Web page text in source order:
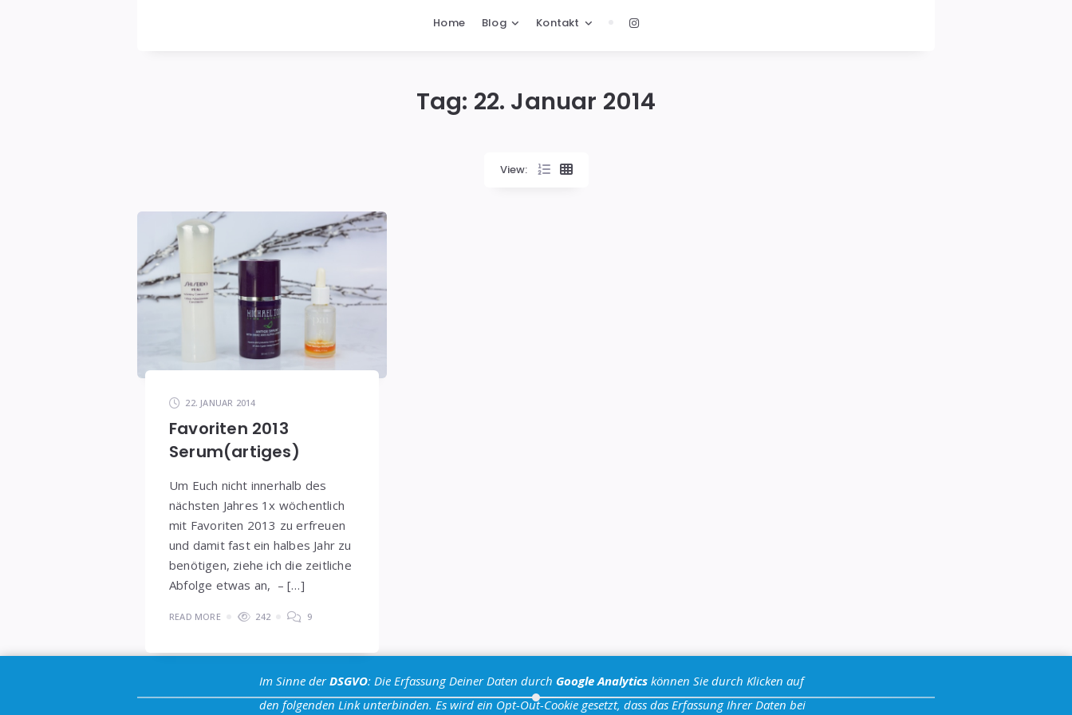
Home Blog Kontakt
Tag: 22. Januar 2014
View:
22. JANUAR 2014
Favoriten 2013
Serum(artiges)
Um Euch nicht innerhalb des
nächsten Jahres 1x wöchentlich
mit Favoriten 2013 zu erfreuen
und damit fast ein halbes Jahr zu
benötigen, ziehe ich die zeitliche
Abfolge etwas an, – […]
READ MORE 242 9
Im Sinne derDSGVO: Die Erfassung Deiner Daten durch Google Analytics können Sie durch Klicken auf
den folgenden Link unterbinden. Es wird ein Opt-Out-Cookie gesetzt, dass das Erfassung Ihrer Daten bei